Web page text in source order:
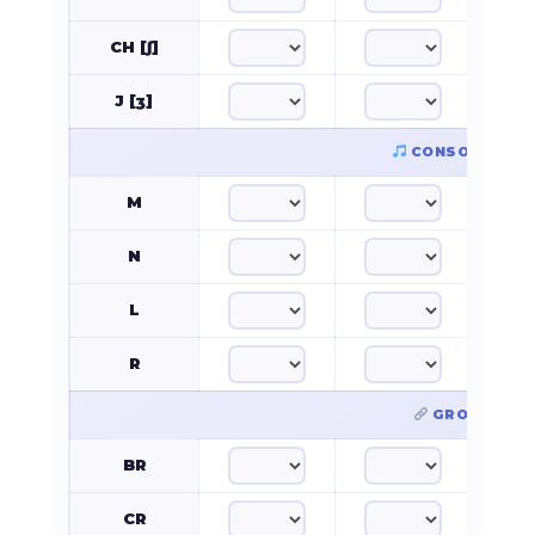
CH [ʃ]
J [ʒ]
CONSONNES
M
N
L
R
GROUPES
BR
CR